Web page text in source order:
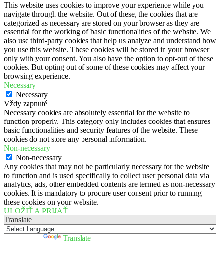
This website uses cookies to improve your experience while you
navigate through the website. Out of these, the cookies that are
categorized as necessary are stored on your browser as they are
essential for the working of basic functionalities of the website. We
also use third-party cookies that help us analyze and understand how
you use this website. These cookies will be stored in your browser
only with your consent. You also have the option to opt-out of these
cookies. But opting out of some of these cookies may affect your
browsing experience.
Necessary
Necessary
Vždy zapnuté
Necessary cookies are absolutely essential for the website to
function properly. This category only includes cookies that ensures
basic functionalities and security features of the website. These
cookies do not store any personal information.
Non-necessary
Non-necessary
Any cookies that may not be particularly necessary for the website
to function and is used specifically to collect user personal data via
analytics, ads, other embedded contents are termed as non-necessary
cookies. It is mandatory to procure user consent prior to running
these cookies on your website.
ULOŽIŤ A PRIJAŤ
Translate
Translate